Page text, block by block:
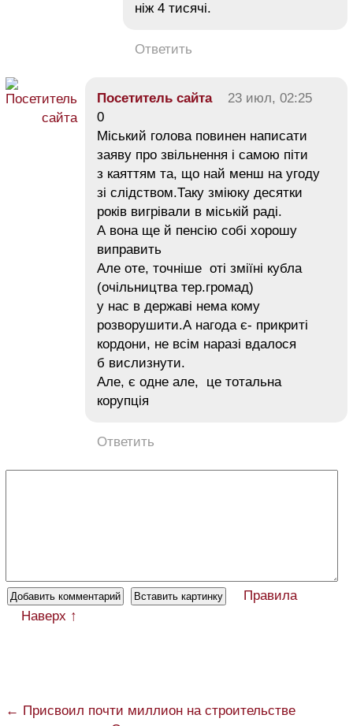
ніж 4 тисячі.
Ответить
Посетитель сайта
23 июл, 02:25
0
Міський голова повинен написати
заяву про звільнення і самою піти
з каяттям та, що най менш на угоду
зі слідством.Таку зміюку десятки
років вигрівали в міській раді.
А вона ще й пенсію собі хорошу
виправить
Але оте, точніше оті зміїні кубла
(очільництва тер.громад)
у нас в державі нема кому
розворушити.А нагода є- прикриті
кордони, не всім наразі вдалося
б вислизнути.
Але, є одне але, це тотальна
корупція
Ответить
Правила
Наверх ↑
← Присвоил почти миллион на строительстве